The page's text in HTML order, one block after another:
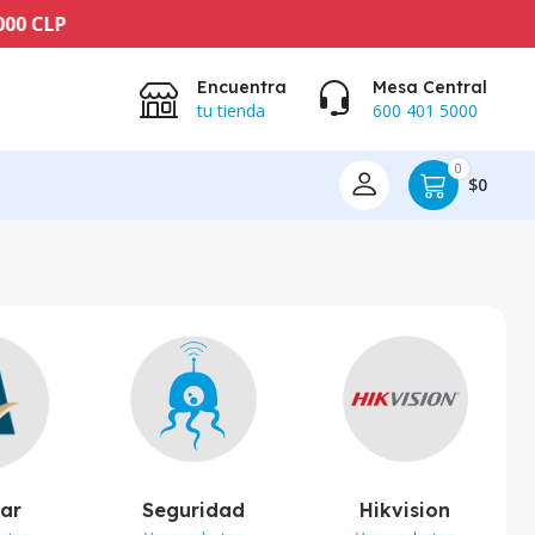
Encuentra
tu tienda
Mesa Central
600 401 5000
0
$0
Seguridad Hikvision